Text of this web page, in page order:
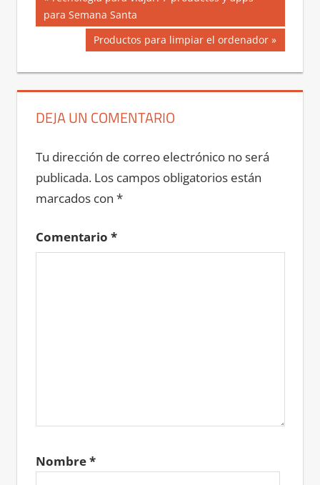
de
entradas
anterior:
para Semana Santa
Siguiente
entrada:
Productos para limpiar el ordenador
DEJA UN COMENTARIO
Tu dirección de correo electrónico no será
publicada. Los campos obligatorios están
marcados con *
Comentario *
Nombre*